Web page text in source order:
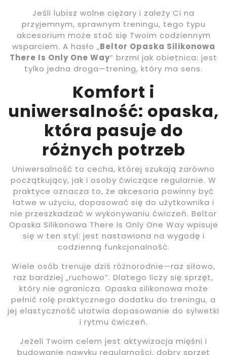
Jeśli lubisz wolne ciężary i zależy Ci na
przyjemnym, sprawnym treningu, tego typu
akcesorium może stać się Twoim codziennym
wsparciem. A hasło „Beltor Opaska Silikonowa
There Is Only One Way” brzmi jak obietnica: jest
tylko jedna droga—trening, który ma sens.
Komfort i
uniwersalność: opaska,
która pasuje do
różnych potrzeb
Uniwersalność to cecha, której szukają zarówno
początkujący, jak i osoby ćwiczące regularnie. W
praktyce oznacza to, że akcesoria powinny być
łatwe w użyciu, dopasować się do użytkownika i
nie przeszkadzać w wykonywaniu ćwiczeń. Beltor
Opaska Silikonowa There Is Only One Way wpisuje
się w ten styl: jest nastawiona na wygodę i
codzienną funkcjonalność.
Wiele osób trenuje dziś różnorodnie—raz siłowo,
raz bardziej „ruchowo”. Dlatego liczy się sprzęt,
który nie ogranicza. Opaska silikonowa może
pełnić rolę praktycznego dodatku do treningu, a
jej elastyczność ułatwia dopasowanie do sylwetki
i rytmu ćwiczeń.
Jeżeli Twoim celem jest aktywizacja mięśni i
budowanie nawyku regularności, dobry sprzęt